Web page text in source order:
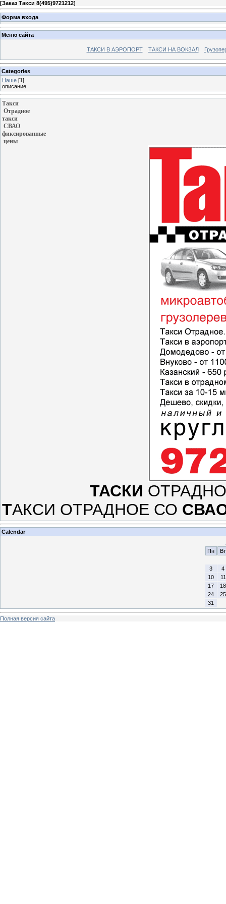
[Заказ Такси 8(495)9721212]
Форма входа
Меню сайта
ТАКСИ В АЭРОПОРТ ТАКСИ НА ВОКЗАЛ
Categories
Наше [1]
описание
Такси
Отрадное
такси
СВАО
фиксированные
цены
ТАСКИ ОТРАДНО
ТАКСИ ОТРАДНОЕ СО СВА
Calendar
Пн
Вт
3
4
10
11
17
18
24
25
31
Полная версия сайта